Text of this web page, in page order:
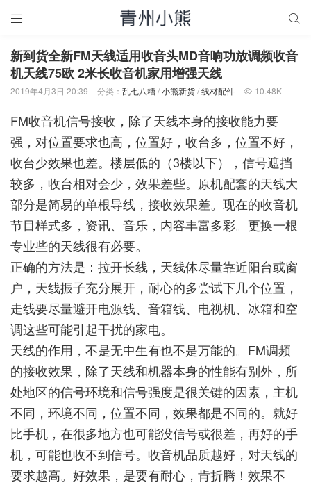
 
新到货全新FM天线适用收音头MD音响功放调频收音
机天线75欧 2米长收音机家用增强天线
2019年4月3日 20:39 分类： 乱七八糟/小熊新货/线材配件  10.48K
FM收音机信号接收，除了天线本身的接收能力要
强，对位置要求也高，位置好，收台多，位置不好，
收台少效果也差。楼层低的（3楼以下），信号遮挡
较多，收台相对会少，效果差些。原机配套的天线大
部分是简易的单根导线，接收效果差。现在的收音机
节目样式多，资讯、音乐，内容丰富多彩。更换一根
专业些的天线很有必要。
正确的方法是：拉开长线，天线体尽量靠近阳台或窗
户，天线振子充分展开，耐心的多尝试下几个位置，
走线要尽量避开电源线、音箱线、电视机、冰箱和空
调这些可能引起干扰的家电。
天线的作用，不是无中生有也不是万能的。FM调频
的接收效果，除了天线和机器本身的性能有别外，所
处地区的信号环境和信号强度是很关键的因素，主机
不同，环境不同，位置不同，效果都是不同的。就好
比手机，在很多地方也可能没信号或很差，再好的手
机，可能也收不到信号。收音机品质越好，对天线的
要求越高。好效果，是要有耐心，肯折腾！效果不